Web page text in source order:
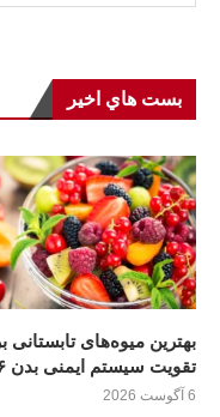
بست هاي اخير
بهترین میوه‌های تابستانی
تقویت سیستم ایمنی بدن ۲۰۲۶
6 آگوست 2026